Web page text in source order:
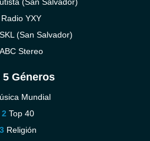
Radio YXY
(San Salvador)
ABC Stereo
5 Géneros
Mundial
Top 40
Religión